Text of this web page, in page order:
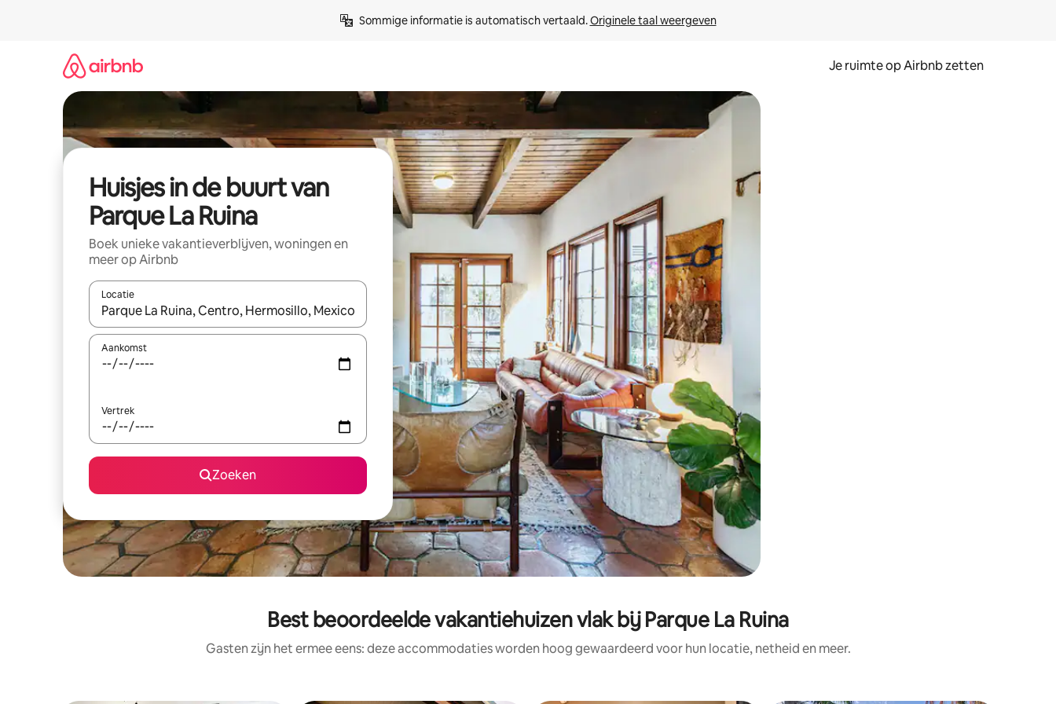
Sommige informatie is automatisch vertaald. Originele taal weergeven
Je ruimte op Airbnb zetten
Huisjes in de buurt van
Parque La Ruina
Boek unieke vakantieverblijven, woningen en
meer op Airbnb
Locatie
Wanneer er suggesties beschikbaar zijn, maak je een keuze met je de pijltjestoetsen omhoog en omlaag, óf door te tikken of swipen.
Aankomst
Vertrek
Zoeken
Best beoordeelde vakantiehuizen vlak bij Parque La Ruina
Gasten zijn het ermee eens: deze accommodaties worden hoog gewaardeerd voor hun locatie, netheid en meer.